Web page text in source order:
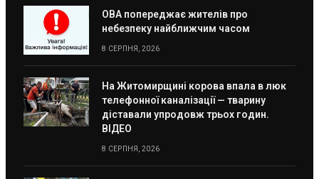
ОВА попереджає жителів про
небезпеку найближчим часом
8 СЕРПНЯ, 2026
На Житомирщині корова впала в люк
телефонної каналізації — тварину
діставали упродовж трьох годин.
ВІДЕО
8 СЕРПНЯ, 2026